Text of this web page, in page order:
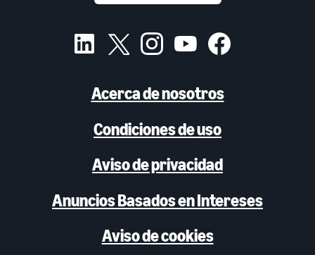
Acerca de nosotros
Condiciones de uso
Aviso de privacidad
Anuncios Basados en Intereses
Aviso de cookies